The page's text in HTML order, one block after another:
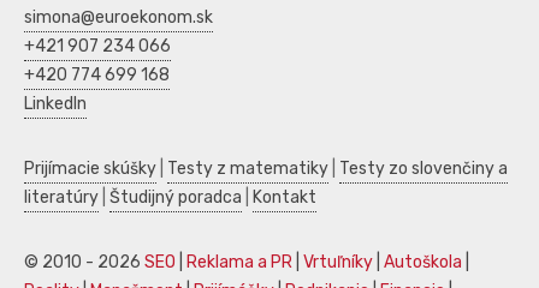
simona@euroekonom.sk
+421 907 234 066
+420 774 699 168
LinkedIn
Prijímacie skúšky Testy z matematiky Testy zo slovenčiny a
literatúry Študijný poradca Kontakt
© 2010 - 2026 SEO Reklama a PR Vrtuľníky Autoškola